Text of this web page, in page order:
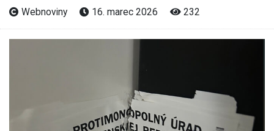
Webnoviny 16. marec 2026 232